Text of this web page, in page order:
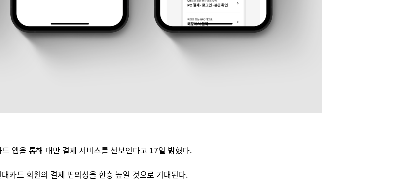
앱을 통해 대만 결제 서비스를 선보인다고 17일 밝혔다.
카드 회원의 결제 편의성을 한층 높일 것으로 기대된다.